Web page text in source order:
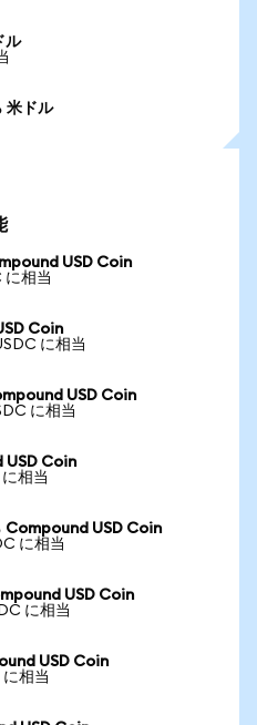
ル
米ドル
USD Coin
に相当
Coin
に相当
USD Coin
に相当
USD Coin
相当
USD Coin
に相当
USD Coin
に相当
USD Coin
相当